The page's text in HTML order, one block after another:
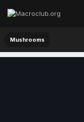
Mushrooms